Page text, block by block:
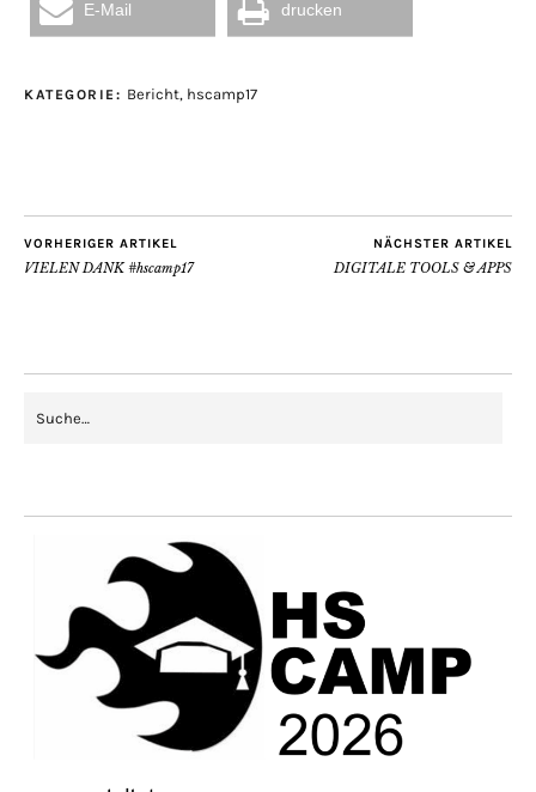
E-Mail drucken
KATEGORIE: Bericht, hscamp17
VORHERIGER ARTIKEL
VIELEN DANK #hscamp17
NÄCHSTER ARTIKEL
DIGITALE TOOLS & APPS